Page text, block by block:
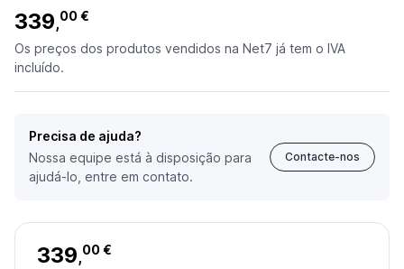
339,00 €
Os preços dos produtos vendidos na Net7 já tem o IVA
incluído.
Precisa de ajuda?
Nossa equipe está à disposição para
ajudá-lo, entre em contato.
Contacte-nos
339,00 €